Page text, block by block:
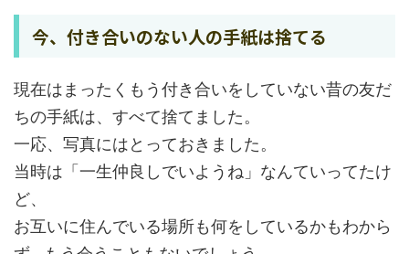
今、付き合いのない人の手紙は捨てる
現在はまったくもう付き合いをしていない昔の友だ
ちの手紙は、すべて捨てました。
一応、写真にはとっておきました。
当時は「一生仲良しでいようね」なんていってたけ
ど、
お互いに住んでいる場所も何をしているかもわから